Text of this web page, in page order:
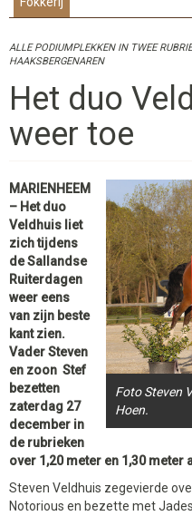
ALLE PODIUMPLEKKEN IN TWEE
HAAKSBERGENAREN
Het duo
weer toe
Foto Steven
Hoen.
MARIENHEEM
– Het duo
Veldhuis liet
zich tijdens
de Sallandse
Ruiterdagen
weer eens
van zijn beste
kant zien.
Vader Steven
en zoon Stef
bezetten
zaterdag 27
december in
de rubrieken
over 1,20 meter en 1,30 meter
Steven Veldhuis zegevierde
Notorious en bezette met